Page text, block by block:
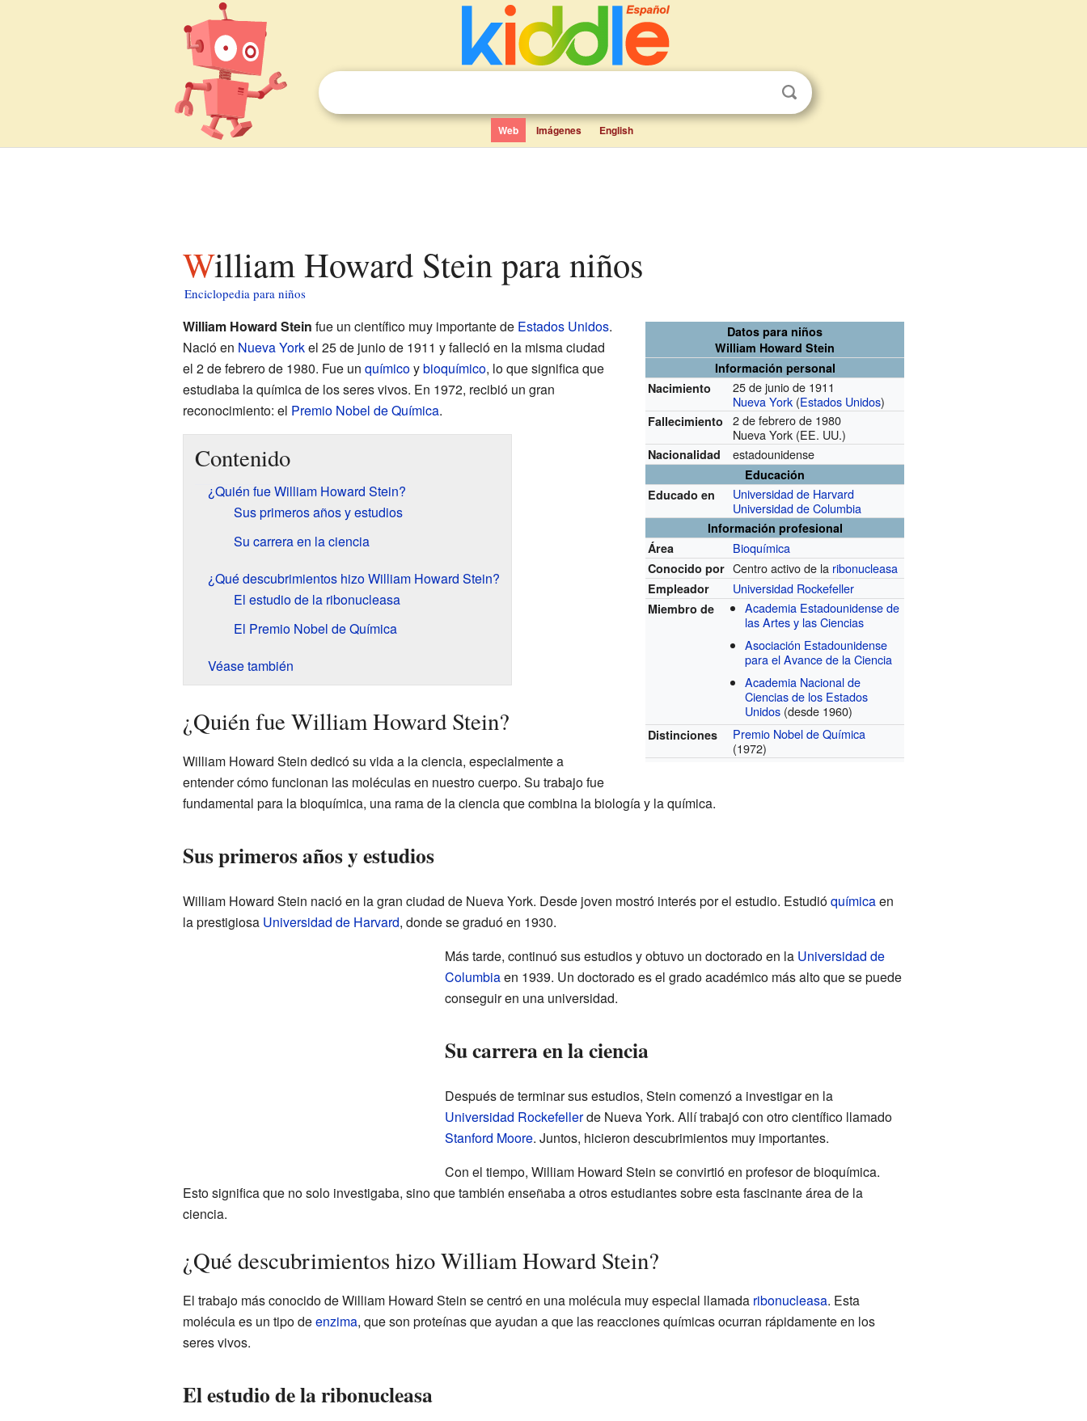
Web Imágenes English
William Howard Stein para niños
Enciclopedia para niños
Datos para niños
William Howard Stein
Información personal
Nacimiento
25 de junio de 1911
Nueva York (Estados Unidos)
Fallecimiento
2 de febrero de 1980
Nueva York (EE. UU.)
Nacionalidad estadounidense
Educación
Educado en
Universidad de Harvard
Universidad de Columbia
Información profesional
Área
Bioquímica
Conocido por Centro activo de la ribonucleasa
Empleador Universidad Rockefeller
Miembro de
Academia Estadounidense de
las Artes y las Ciencias
Asociación Estadounidense
para el Avance de la Ciencia
Academia Nacional de
Ciencias de los Estados
Unidos (desde 1960)
Distinciones
Premio Nobel de Química
(1972)
William Howard Stein fue un científico muy importante de Estados Unidos.
Nació en Nueva Yorkel 25 de junio de 1911 y falleció en la misma ciudad
el 2 de febrero de 1980. Fue un químicoybioquímico, lo que significa que
estudiaba la química de los seres vivos. En 1972, recibió un gran
reconocimiento: el Premio Nobel de Química.
Contenido
¿Quién fue William Howard Stein?
Sus primeros años y estudios
Su carrera en la ciencia
¿Qué descubrimientos hizo William Howard Stein?
El estudio de la ribonucleasa
El Premio Nobel de Química
Véase también
¿Quién fue William Howard Stein?
William Howard Stein dedicó su vida a la ciencia, especialmente a
entender cómo funcionan las moléculas en nuestro cuerpo. Su trabajo fue
fundamental para la bioquímica, una rama de la ciencia que combina la biología y la química.
Sus primeros años y estudios
William Howard Stein nació en la gran ciudad de Nueva York. Desde joven mostró interés por el estudio. Estudióquímicaen
la prestigiosa Universidad de Harvard, donde se graduó en 1930.
Más tarde, continuó sus estudios y obtuvo un doctorado en la Universidad de
Columbiaen 1939. Un doctorado es el grado académico más alto que se puede
conseguir en una universidad.
Su carrera en la ciencia
Después de terminar sus estudios, Stein comenzó a investigar en la
Universidad Rockefellerde Nueva York. Allí trabajó con otro científico llamado
Stanford Moore. Juntos, hicieron descubrimientos muy importantes.
Con el tiempo, William Howard Stein se convirtió en profesor de bioquímica.
Esto significa que no solo investigaba, sino que también enseñaba a otros estudiantes sobre esta fascinante área de la
ciencia.
¿Qué descubrimientos hizo William Howard Stein?
El trabajo más conocido de William Howard Stein se centró en una molécula muy especial llamada ribonucleasa. Esta
molécula es un tipo deenzima, que son proteínas que ayudan a que las reacciones químicas ocurran rápidamente en los
seres vivos.
El estudio de la ribonucleasa